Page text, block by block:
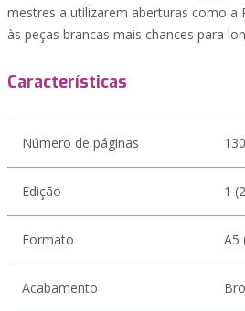
mestres a utilizarem aberturas como a
às peças brancas mais chances para
Características
Número de páginas 130
Edição 1
Formato A5
Acabamento